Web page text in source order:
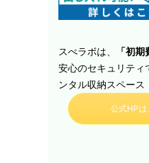
スぺラボは、
「初期
安心のセキュリティ
ンタル収納スペース
公式HPは